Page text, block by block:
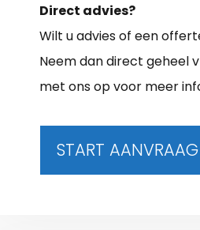
Direct advies?
Wilt u advies of een
Neem dan direct geheel
met ons op voor meer
START AANVRAAG